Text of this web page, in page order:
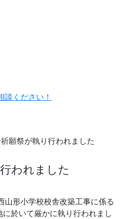
談ください！
願祭が執り行われました
われました
山形小学校校舎改築工事に係る
於いて厳かに執り行われまし